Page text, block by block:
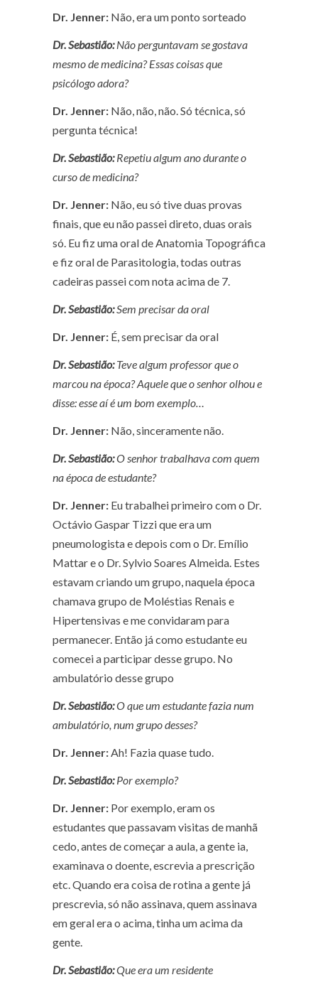
Dr. Jenner: Não, era um ponto sorteado
Dr. Sebastião:Não perguntavam se gostava
mesmo de medicina? Essas coisas que
psicólogo adora?
Dr. Jenner: Não, não, não. Só técnica, só
pergunta técnica!
Dr. Sebastião:Repetiu algum ano durante o
curso de medicina?
Dr. Jenner: Não, eu só tive duas provas
finais, que eu não passei direto, duas orais
só. Eu fiz uma oral de Anatomia Topográfica
e fiz oral de Parasitologia, todas outras
cadeiras passei com nota acima de 7.
Dr. Sebastião:Sem precisar da oral
Dr. Jenner: É, sem precisar da oral
Dr. Sebastião:Teve algum professor que o
marcou na época? Aquele que o senhor olhou e
disse: esse aí é um bom exemplo…
Dr. Jenner: Não, sinceramente não.
Dr. Sebastião:O senhor trabalhava com quem
na época de estudante?
Dr. Jenner: Eu trabalhei primeiro com o Dr.
Octávio Gaspar Tizzi que era um
pneumologista e depois com o Dr. Emílio
Mattar e o Dr. Sylvio Soares Almeida. Estes
estavam criando um grupo, naquela época
chamava grupo de Moléstias Renais e
Hipertensivas e me convidaram para
permanecer. Então já como estudante eu
comecei a participar desse grupo. No
ambulatório desse grupo
Dr. Sebastião:O que um estudante fazia num
ambulatório, num grupo desses?
Dr. Jenner:Ah! Fazia quase tudo.
Dr. Sebastião:Por exemplo?
Dr. Jenner: Por exemplo, eram os
estudantes que passavam visitas de manhã
cedo, antes de começar a aula, a gente ia,
examinava o doente, escrevia a prescrição
etc. Quando era coisa de rotina a gente já
prescrevia, só não assinava, quem assinava
em geral era o acima, tinha um acima da
gente.
Dr. Sebastião:Que era um residente